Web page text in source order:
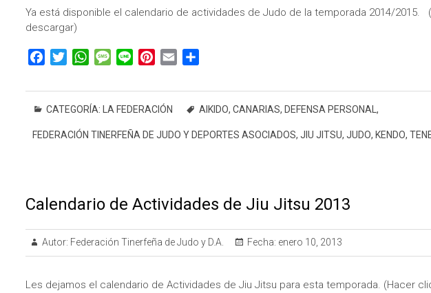
Ya está disponible el calendario de actividades de Judo de la temporada 2014/2015.
descargar)
c
e
o
i
t
e
W
a
t
A
M
s
s
g
n
e
n
t
r
a
m
p
r
CATEGORÍA: LA FEDERACIÓN AIKIDO, CANARIAS, DEFENSA PERSONAL ,
FEDERACIÓN TINERFEÑA DE JUDO Y DEPORTES ASOCIADOS, JIU JITSU, JUDO, KENDO,
Calendario de Actividades de Jiu Jitsu 2013
Autor: Federación Tinerfeña de Judo y D.A. Fecha: enero 10, 2013
Les dejamos el calendario de Actividades de Jiu Jitsu para esta temporada. (Hacer